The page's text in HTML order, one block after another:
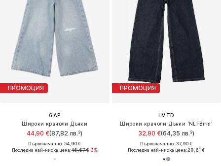
ПРОМОЦИЯ
GAP
Широки крачоли Дънки
44,90 €(87,82 лв.³)
Първоначално: 54,90 €
Последна най-ниска цена:46,67 €-3%
ПРОМОЦИЯ
LMTD
Широки крачоли Дънки 'NLFBirm'
32,90 €(64,35 лв.³)
Първоначално: 37,90 €
Последна най-ниска цена:29,61 €